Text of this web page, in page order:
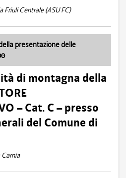
Friuli Centrale (ASU FC)
presentazione delle
di montagna della
– Cat. C – presso
del Comune di